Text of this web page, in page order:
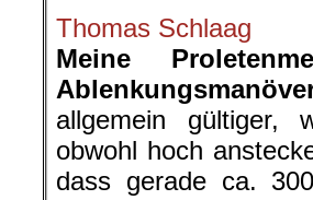
Thomas Schlaag
Meine
allgemein gültiger,
obwohl hoch
dass gerade ca.